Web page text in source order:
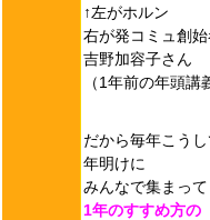
↑左がホルン
右が発コミュ創
吉野加容子さん
（1年前の年頭講
だから毎年こうし
年明けに
みんなで集まって
1年のすすめ方の